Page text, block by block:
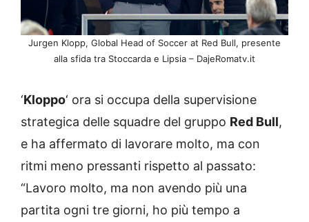
Jurgen Klopp, Global Head of Soccer at Red Bull, presente
alla sfida tra Stoccarda e Lipsia – DajeRomatv.it
‘Kloppo‘ ora si occupa della supervisione
strategica delle squadre del gruppo Red Bull,
e ha affermato di lavorare molto, ma con
ritmi meno pressanti rispetto al passato:
“Lavoro molto, ma non avendo più una
partita ogni tre giorni, ho più tempo a